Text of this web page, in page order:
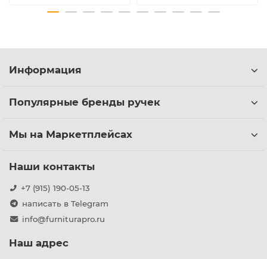
Информация
Популярные бренды ручек
Мы на Маркетплейсах
Наши контакты
+7 (915) 190-05-13
написать в Telegram
info@furniturapro.ru
Наш адрес